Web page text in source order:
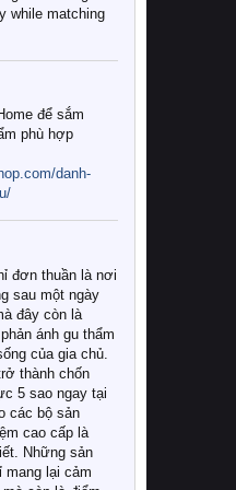
while matching
để sắm
phù hợp
danh-
đơn thuần là nơi
sau một ngày
đây còn là
ánh gu thẩm
của gia chủ.
thành chốn
5 sao ngay tại
các bộ sản
cao cấp là
Những sản
mang lại cảm